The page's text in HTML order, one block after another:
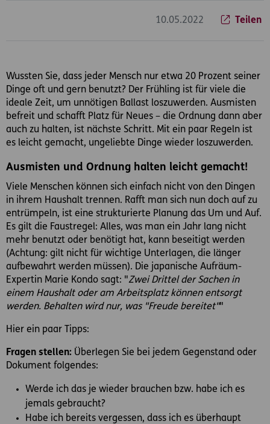
10.05.2022 Teilen
Wussten Sie, dass jeder Mensch nur etwa 20 Prozent seiner
Dinge oft und gern benutzt? Der Frühling ist für viele die
ideale Zeit, um unnötigen Ballast loszuwerden. Ausmisten
befreit und schafft Platz für Neues – die Ordnung dann aber
auch zu halten, ist nächste Schritt. Mit ein paar Regeln ist
es leicht gemacht, ungeliebte Dinge wieder loszuwerden.
Ausmisten und Ordnung halten leicht gemacht!
Viele Menschen können sich einfach nicht von den Dingen
in ihrem Haushalt trennen. Rafft man sich nun doch auf zu
entrümpeln, ist eine strukturierte Planung das Um und Auf.
Es gilt die Faustregel: Alles, was man ein Jahr lang nicht
mehr benutzt oder benötigt hat, kann beseitigt werden
(Achtung: gilt nicht für wichtige Unterlagen, die länger
aufbewahrt werden müssen). Die japanische Aufräum-
Expertin Marie Kondo sagt: "Zwei Drittel der Sachen in
einem Haushalt oder am Arbeitsplatz können entsorgt
werden. Behalten wird nur, was "Freude bereitet""
Hier ein paar Tipps:
Fragen stellen: Überlegen Sie bei jedem Gegenstand oder
Dokument folgendes:
Werde ich das je wieder brauchen bzw. habe ich es
jemals gebraucht?
Habe ich bereits vergessen, dass ich es überhaupt